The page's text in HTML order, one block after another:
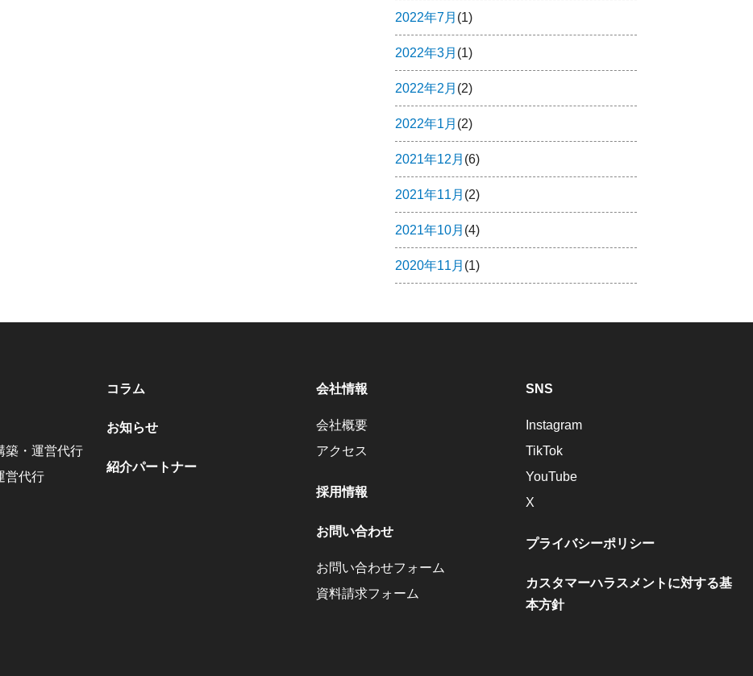
2022年7月 (1)
2022年3月 (1)
2022年2月 (2)
2022年1月 (2)
2021年12月 (6)
2021年11月 (2)
2021年10月 (4)
2020年11月 (1)
築・運営代行
営代行
コラム
お知らせ
紹介パートナー
会社情報
会社概要
アクセス
採用情報
お問い合わせ
お問い合わせフォーム
資料請求フォーム
SNS
Instagram
TikTok
YouTube
X
プライバシーポリシー
カスタマーハラスメントに対する基
本方針